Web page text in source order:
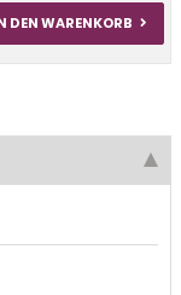
DEN WARENKORB